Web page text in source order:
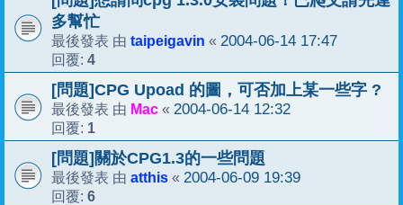
多幫忙
最後發表 由 taipeigavin « 2004-06-14 17:47
回覆: 4
[問題]CPG Upoad 的圖，可否加上某一些字 ?
最後發表 由 Mac « 2004-06-14 12:32
回覆: 1
[問題]關於CPG1.3的一些問題
最後發表 由 atthis « 2004-06-09 19:39
回覆: 6